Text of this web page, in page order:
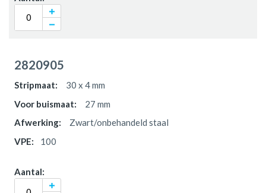
2820905
30 x 4 mm
27 mm
Zwart/onbehandeld staal
100